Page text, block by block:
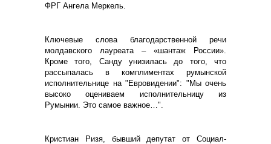
ФРГ Ангела Меркель.
Ключевые слова благодарственной речи
молдавского лауреата – «шантаж России».
Кроме того, Санду унизилась до того, что
рассыпалась в комплиментах румынской
исполнительнице на "Евровидении": "Мы очень
высоко оцениваем исполнительницу из
Румынии. Это самое важное…".
Кристиан Ризя, бывший депутат от Социал-